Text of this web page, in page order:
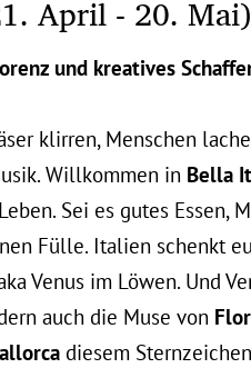
April - 20. Mai)
und kreatives
klirren, Menschen
Willkommen in Bella
Sei es gutes Essen,
Fülle. Italien schenkt
Venus im Löwen. Und
auch die Muse von
diesem